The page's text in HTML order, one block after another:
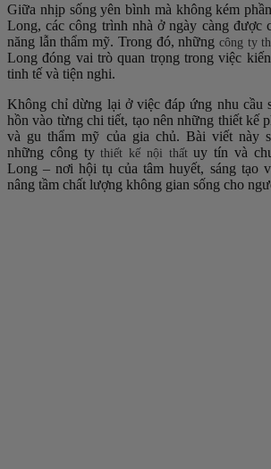
Giữa nhịp sống yên bình mà không kém
Long, các công trình nhà ở ngày càng được
năng lẫn thẩm mỹ. Trong đó, những công ty
Long đóng vai trò quan trọng trong việc
tinh tế và tiện nghi.
Không chỉ dừng lại ở việc đáp ứng nhu cầu
hồn vào từng chi tiết, tạo nên những thiết kế
và gu thẩm mỹ của gia chủ. Bài viết này
những công tythiết kế nội thấtuy tín và
Long – nơi hội tụ của tâm huyết, sáng tạo
nâng tầm chất lượng không gian sống cho